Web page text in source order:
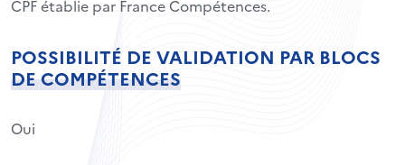
CPF établie par France Compétences.
POSSIBILITÉ DE VALIDATION PAR BLOCS
DE COMPÉTENCES
Oui